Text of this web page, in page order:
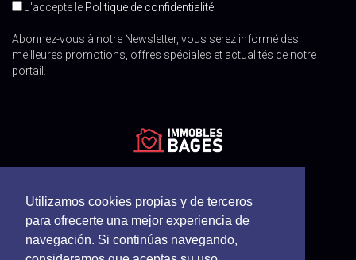
Utilizamos cookies propias y de terceros
para ofrecerte una mejor experiencia de
navegación. Si continúas navegando,
J'accepte le Politique de confidentialité
Abonnez-vous à notre Newsletter, vous serez informé des
meilleures promotions, offres spéciales et actualités de notre
portail.